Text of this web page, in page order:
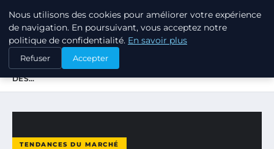
TUEZ-LES TOUS
ACCUEIL
TENDANCES DU MARCHÉ
ÉVOLUTION DES PRIX DU RIZ À MADAGASCAR : ANALYSE
DES…
TENDANCES DU MARCHÉ
Nous utilisons des cookies pour améliorer votre expérience
de navigation. En poursuivant, vous acceptez notre
politique de confidentialité. En savoir plus
Refuser Accepter